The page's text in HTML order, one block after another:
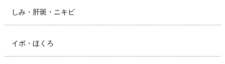
しみ・肝斑・ニキビ
イボ・ほくろ